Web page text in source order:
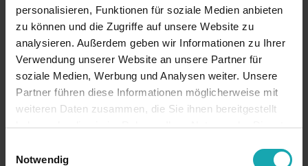
personalisieren, Funktionen für soziale Medien anbieten
zu können und die Zugriffe auf unsere Website zu
analysieren. Außerdem geben wir Informationen zu Ihrer
Verwendung unserer Website an unsere Partner für
soziale Medien, Werbung und Analysen weiter. Unsere
Partner führen diese Informationen möglicherweise mit
weiteren Daten zusammen, die Sie ihnen bereitgestellt
haben oder die sie im Rahmen Ihrer Nutzung der Dienste
Notwendig
Sur demande
Demander
échantillons
Demander prix